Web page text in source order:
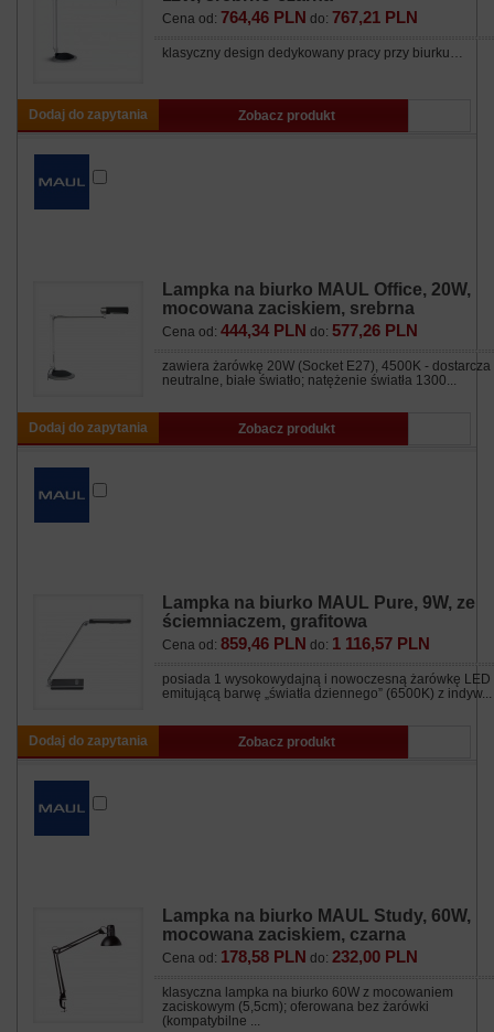
Cena od: 764,46 PLN do: 767,21 PLN
klasyczny design dedykowany pracy przy biurku…
Dodaj do zapytania Zobacz produkt
Lampka na biurko MAUL Office, 20W,
mocowana zaciskiem, srebrna
Cena od: 444,34 PLN do: 577,26 PLN
zawiera żarówkę 20W (Socket E27), 4500K - dostarcza
neutralne, białe światło; natężenie światła 1300...
Dodaj do zapytania Zobacz produkt
Lampka na biurko MAUL Pure, 9W, ze
ściemniaczem, grafitowa
Cena od: 859,46 PLN do: 1 116,57 PLN
posiada 1 wysokowydajną i nowoczesną żarówkę LED
emitującą barwę „światła dziennego” (6500K) z indyw...
Dodaj do zapytania Zobacz produkt
Lampka na biurko MAUL Study, 60W,
mocowana zaciskiem, czarna
Cena od: 178,58 PLN do: 232,00 PLN
klasyczna lampka na biurko 60W z mocowaniem
zaciskowym (5,5cm); oferowana bez żarówki
(kompatybilne ...